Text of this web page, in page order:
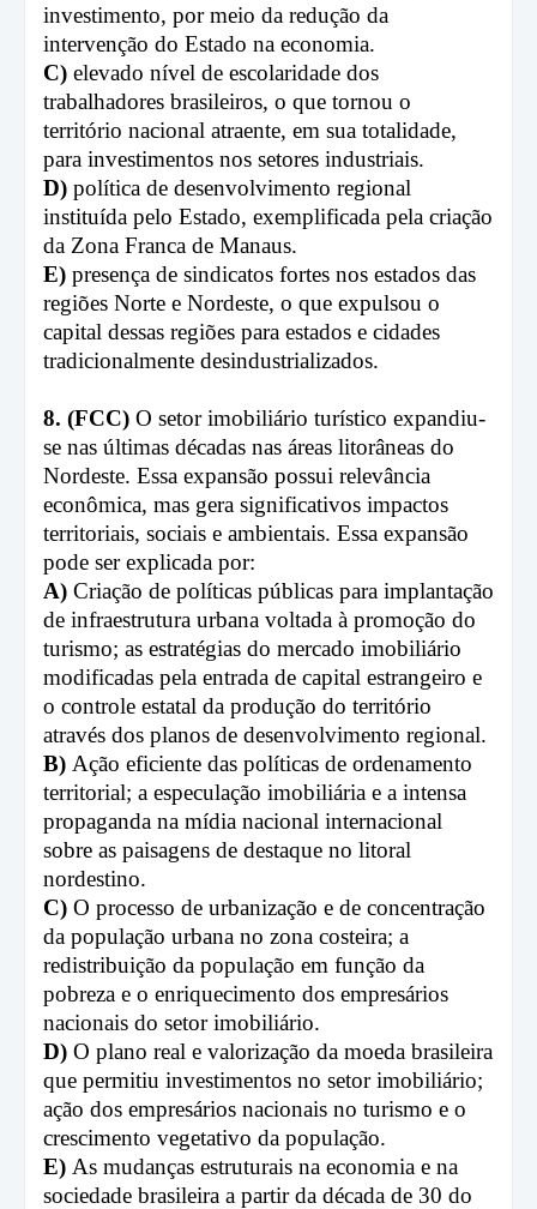
investimento, por meio da redução da
intervenção do Estado na economia.
C) elevado nível de escolaridade dos
trabalhadores brasileiros, o que tornou o
território nacional atraente, em sua totalidade,
para investimentos nos setores industriais.
D) política de desenvolvimento regional
instituída pelo Estado, exemplificada pela criação
da Zona Franca de Manaus.
E) presença de sindicatos fortes nos estados das
regiões Norte e Nordeste, o que expulsou o
capital dessas regiões para estados e cidades
tradicionalmente desindustrializados.
8. (FCC) O setor imobiliário turístico expandiu-
se nas últimas décadas nas áreas litorâneas do
Nordeste. Essa expansão possui relevância
econômica, mas gera significativos impactos
territoriais, sociais e ambientais. Essa expansão
pode ser explicada por:
A) Criação de políticas públicas para implantação
de infraestrutura urbana voltada à promoção do
turismo; as estratégias do mercado imobiliário
modificadas pela entrada de capital estrangeiro e
o controle estatal da produção do território
através dos planos de desenvolvimento regional.
B) Ação eficiente das políticas de ordenamento
territorial; a especulação imobiliária e a intensa
propaganda na mídia nacional internacional
sobre as paisagens de destaque no litoral
nordestino.
C) O processo de urbanização e de concentração
da população urbana no zona costeira; a
redistribuição da população em função da
pobreza e o enriquecimento dos empresários
nacionais do setor imobiliário.
D) O plano real e valorização da moeda brasileira
que permitiu investimentos no setor imobiliário;
ação dos empresários nacionais no turismo e o
crescimento vegetativo da população.
E) As mudanças estruturais na economia e na
sociedade brasileira a partir da década de 30 do